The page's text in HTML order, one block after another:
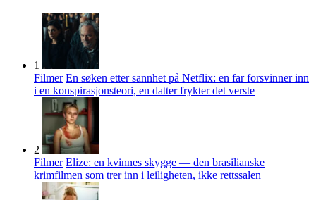
1
Filmer En søken etter sannhet på Netflix: en far forsvinner inn
i en konspirasjonsteori, en datter frykter det verste
2
Filmer Elize: en kvinnes skygge — den brasilianske
krimfilmen som trer inn i leiligheten, ikke rettssalen